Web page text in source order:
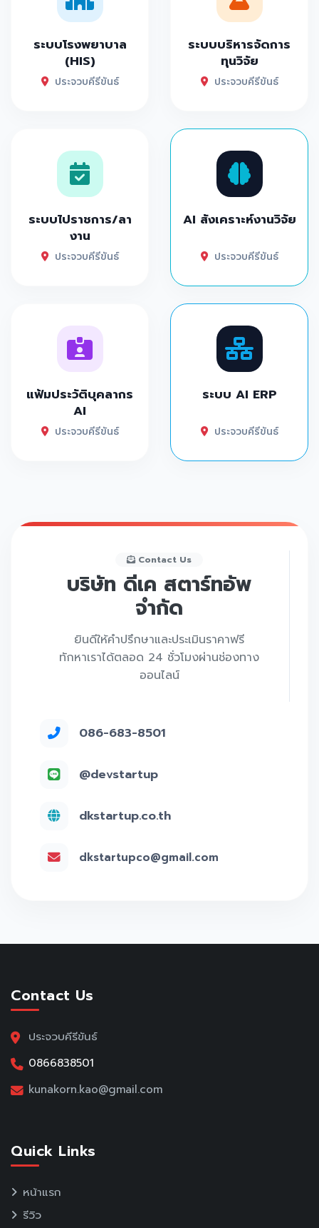
ระบบโรงพยาบาล
(HIS)
ประจวบคีรีขันธ์
ระบบบริหารจัดการ
ทุนวิจัย
ประจวบคีรีขันธ์
ระบบไปราชการ/ลา
งาน
ประจวบคีรีขันธ์
AI สังเคราะห์งานวิจัย
ประจวบคีรีขันธ์
แฟ้มประวัติบุคลากร
AI
ประจวบคีรีขันธ์
ระบบ AI ERP
ประจวบคีรีขันธ์
Contact Us
บริษัท ดีเค สตาร์ทอัพ
จำกัด
ยินดีให้คำปรึกษาและประเมินราคาฟรี
ทักหาเราได้ตลอด 24 ชั่วโมงผ่านช่องทาง
ออนไลน์
086-683-8501
@devstartup
dkstartup.co.th
dkstartupco@gmail.com
Contact Us
ประจวบคีรีขันธ์
0866838501
kunakorn.kao@gmail.com
Quick Links
หน้าแรก
รีวิว